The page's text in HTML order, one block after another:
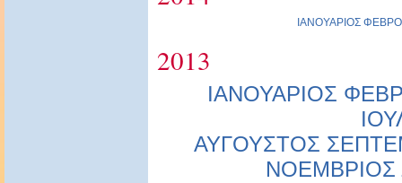
ΙΑΝΟΥΑΡΙΟΣ
2013
ΙΑΝΟΥΑΡΙΟΣ
ΑΥΓΟΥΣΤΟΣ
ΝΟΕΜΒΡΙΟΣ